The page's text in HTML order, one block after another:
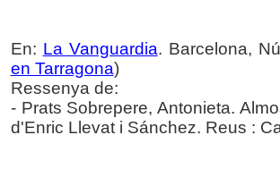
En: La Vanguardia. Barcelona,
en Tarragona)
Ressenya de:
- Prats Sobrepere, Antonieta.
d'Enric Llevat i Sánchez. Reus :